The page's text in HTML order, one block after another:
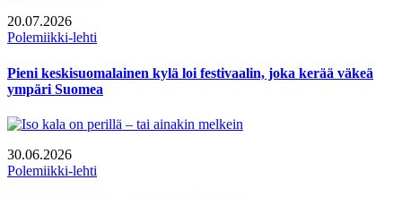
20.07.2026
Polemiikki-lehti
Pieni keskisuomalainen kylä loi festivaalin, joka kerää väkeä
ympäri Suomea
30.06.2026
Polemiikki-lehti